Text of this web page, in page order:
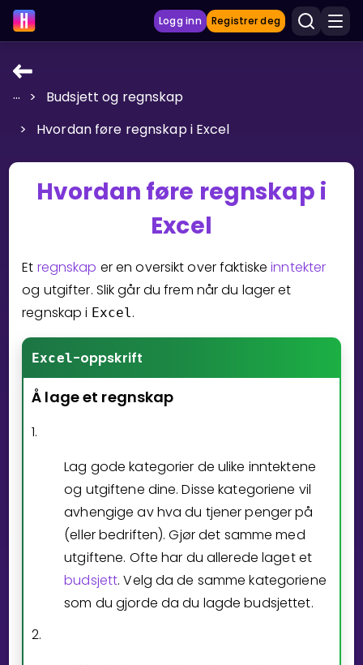
Logg inn Registrer deg
LÆRINGSVERKTØY
Læreplan
Vis mer
Gangetabellen
Junior Matte
Bestill privatundervisning
LÆREPLAN
Velg læreplan
Logg inn
... >
Budsjett og regnskap
>
Hvordan føre regnskap i Excel
Hvordan føre regnskap i
Excel
Et regnskap er en oversikt over faktiskeinntekter
og utgifter. Slik går du frem når du lager et
regnskap i Excel.
Excel-oppskrift
Å lageet regnskap
1.
Lag gode kategorier de ulike inntektene
og utgiftene dine. Disse kategoriene vil
avhengige av hva du tjener penger på
(eller bedriften). Gjør det samme med
utgiftene. Ofte har du allerede laget et
budsjett. Velg da de samme kategoriene
som du gjorde da du lagde budsjettet.
2.